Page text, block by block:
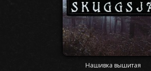
Нашивка вышитая